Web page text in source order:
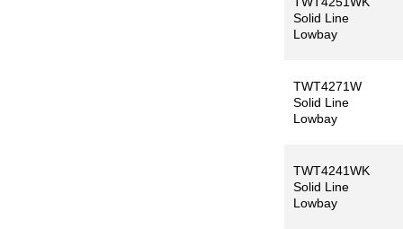
Solid Line
Lowbay
TWT4271W
Solid Line
Lowbay
TWT4241WK
Solid Line
Lowbay